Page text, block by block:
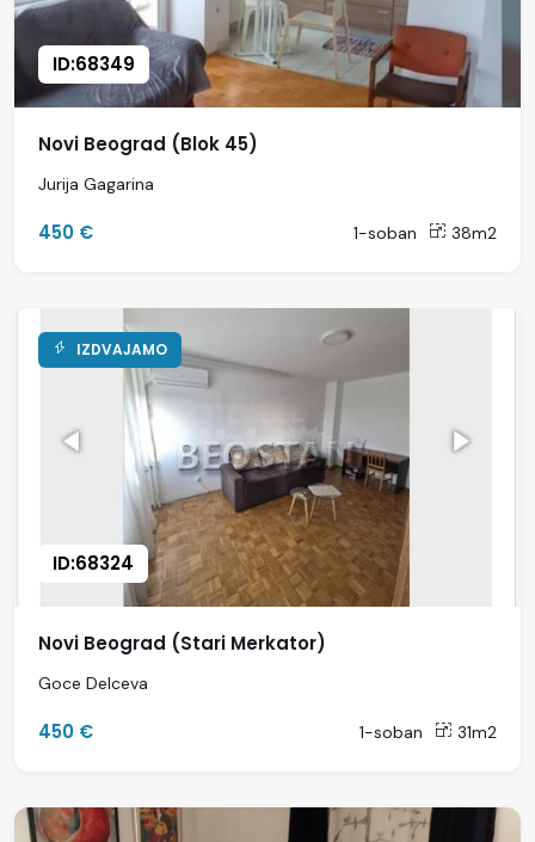
ID:68349
Novi Beograd (Blok 45)
Jurija Gagarina
450 € 1-soban 38m2
ID:68324
IZDVAJAMO
Novi Beograd (Stari Merkator)
Goce Delceva
450 € 1-soban 31m2